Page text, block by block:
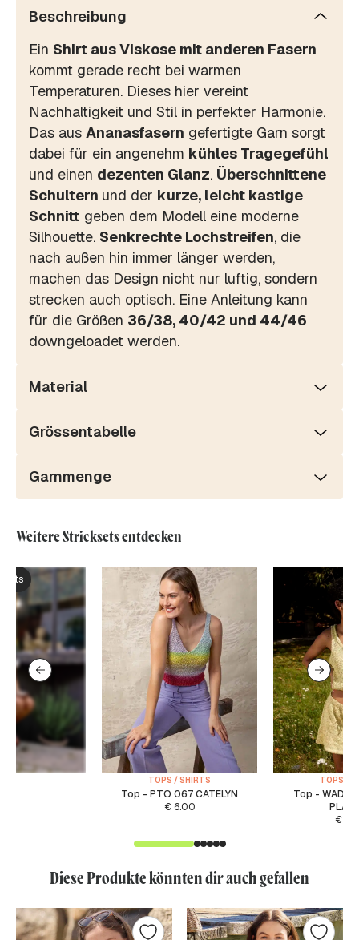
Beschreibung
Ein Shirt aus Viskose mit anderen Fasern
kommt gerade recht bei warmen
Temperaturen. Dieses hier vereint
Nachhaltigkeit und Stil in perfekter Harmonie.
Das aus Ananasfasern gefertigte Garn sorgt
dabei für ein angenehm kühles Tragegefühl
und einen dezenten Glanz. Überschnittene
Schultern und der kurze, leicht kastige
Schnitt geben dem Modell eine moderne
Silhouette. Senkrechte Lochstreifen, die
nach außen hin immer länger werden,
machen das Design nicht nur luftig, sondern
strecken auch optisch. Eine Anleitung kann
für die Größen 36/38, 40/42 und 44/46
downgeloadet werden.
Material
Grössentabelle
Garnmenge
Weitere Stricksets entdecken
TOPS / SHIRTS
Top - PTO 067 CATELYN
€6.00
TOPS /
Top - WAD
€
Diese Produkte könnten dir auch gefallen